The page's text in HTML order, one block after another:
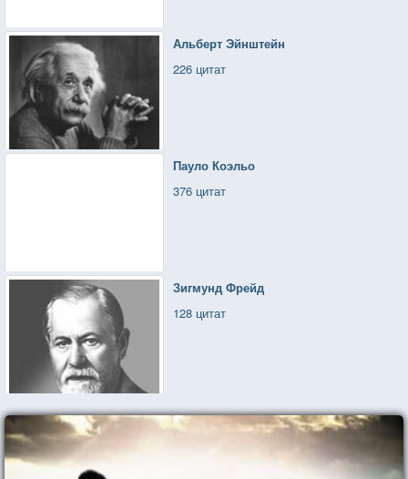
Альберт Эйнштейн
226 цитат
Пауло Коэльо
376 цитат
Зигмунд Фрейд
128 цитат